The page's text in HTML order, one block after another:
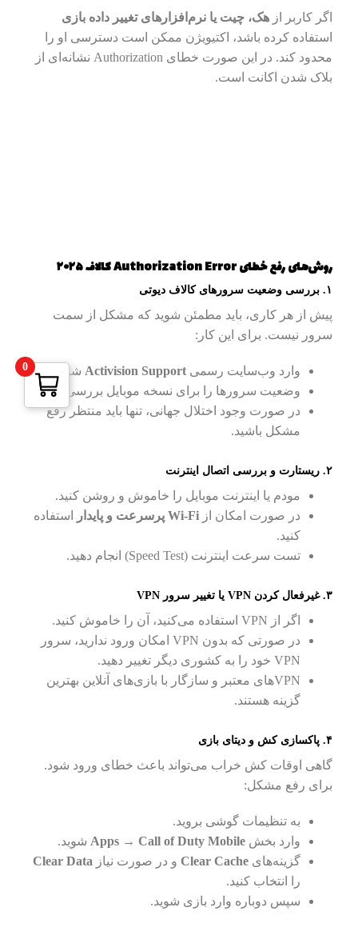
اگر کاربر ازهک، چیت یا نرم‌افزارهای تغییر داده بازی
استفاده کرده باشد، اکتیویژن ممکن است دسترسی او را
محدود کند. در این صورت خطای Authorization نشانه‌ای از
بلاک شدن اکانت است.
روش‌های رفع خطای Authorization Error کالاف ۲۰۲۵
۱. بررسی وضعیت سرورهای کالاف دیوتی
پیش از هر کاری، باید مطمئن شوید که مشکل از سمت
سرور نیست. برای این کار:
وارد وب‌سایت رسمیActivision Support شوید.
وضعیت سرورها را برای نسخه موبایل بررسی کنید.
در صورت وجود اختلال جهانی، تنها باید منتظر رفع
مشکل باشید.
۲. ریستارت و بررسی اتصال اینترنت
مودم یا اینترنت موبایل را خاموش و روشن کنید.
در صورت امکان ازWi-Fi پرسرعت و پایدار
استفاده
کنید.
تست سرعت اینترنت (Speed Test) انجام دهید.
۳. غیرفعال کردن VPN یا تغییر سرور VPN
اگر از VPN استفاده می‌کنید، آن را خاموش کنید.
در صورتی که بدون VPN امکان ورود ندارید، سرور
VPN خود را به کشوری دیگر تغییر دهید.
VPNهای معتبر و سازگار با بازی‌های آنلاین بهترین
گزینه هستند.
۴. پاکسازی کش و دیتای بازی
گاهی اوقات کش خراب می‌تواند باعث خطای ورود شود.
برای رفع مشکل:
به تنظیمات گوشی بروید.
وارد بخشApps → Call of Duty Mobile شوید.
گزینه‌هایClear Cache و در صورت نیاز Clear Data
را انتخاب کنید.
سپس دوباره وارد بازی شوید.
0